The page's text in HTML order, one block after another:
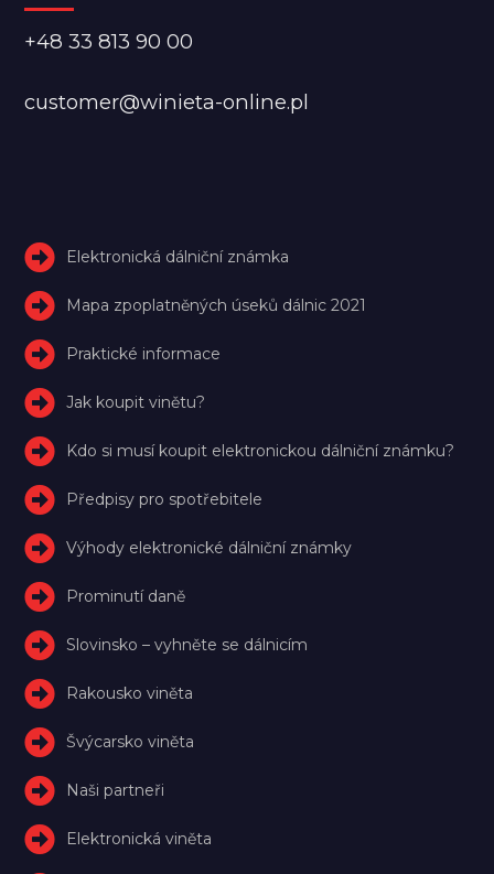
+48 33 813 90 00
customer@winieta-online.pl
Elektronická dálniční známka
Mapa zpoplatněných úseků dálnic 2021
Praktické informace
Jak koupit vinětu?
Kdo si musí koupit elektronickou dálniční známku?
Předpisy pro spotřebitele
Výhody elektronické dálniční známky
Prominutí daně
Slovinsko – vyhněte se dálnicím
Rakousko viněta
Švýcarsko viněta
Naši partneři
Elektronická viněta